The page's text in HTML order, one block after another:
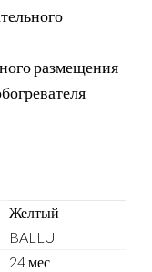
размещения
Желтый
BALLU
24 мес